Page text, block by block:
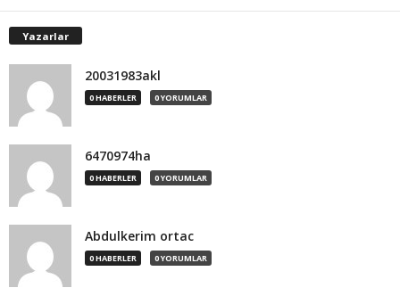
Yazarlar
20031983akl
0 HABERLER 0 YORUMLAR
6470974ha
0 HABERLER 0 YORUMLAR
Abdulkerim ortac
0 HABERLER 0 YORUMLAR